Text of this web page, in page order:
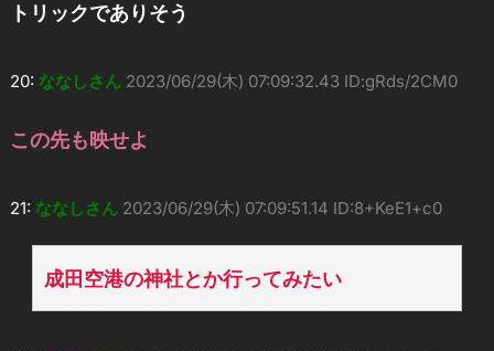
トリックでありそう
20: ななしさん 2023/06/29(木) 07:09:32.43 ID:gRds/2CM0
この先も映せよ
21: ななしさん 2023/06/29(木) 07:09:51.14 ID:8+KeE1+c0
成田空港の神社とか行ってみたい